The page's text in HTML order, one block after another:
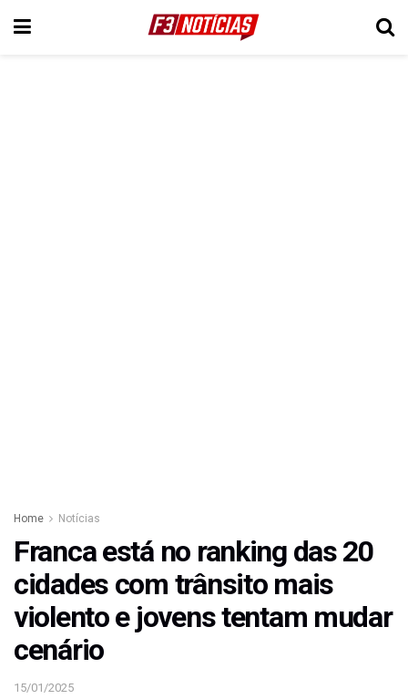
Home Notícias
Franca está no ranking das 20
cidades com trânsito mais
violento e jovens tentam mudar
cenário
15/01/2025